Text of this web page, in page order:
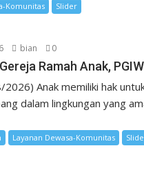
Komunitas
Slider
bian 0
Ramah Anak,
Anak memiliki hak
dalam lingkungan yang
Layanan Dewasa-Komunitas